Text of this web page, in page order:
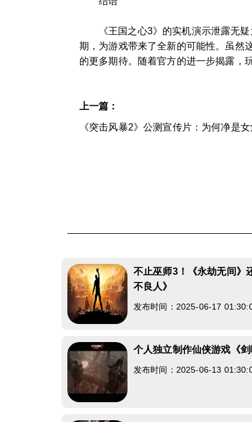
《王国之心3》的实机演示泄露无
期，为游戏带来了全新的可能性。虽然
的更多期待。随着官方的进一步揭露，
上一篇：
《突击风暴2》公测宣传片：为何净是
不止巫师3！《永劫无间》
不良人》
发布时间：2025-06-17
个人独立制作仙侠游戏《
发布时间：2025-06-13